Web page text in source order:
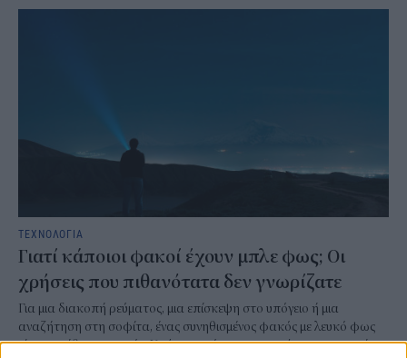
ΤΕΧΝΟΛΟΓΙΑ
Γιατί κάποιοι φακοί έχουν μπλε φως; Οι
χρήσεις που πιθανότατα δεν γνωρίζατε
Για μια διακοπή ρεύματος, μια επίσκεψη στο υπόγειο ή μια
αναζήτηση στη σοφίτα, ένας συνηθισμένος φακός με λευκό φως
είναι συνήθως αρκετός. Υπάρχουν, όμως, περιπτώσεις στις οποίες